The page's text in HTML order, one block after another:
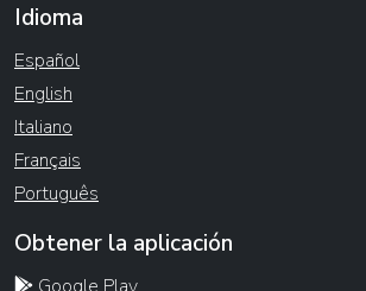
Idioma
Español
English
Italiano
Français
Português
Obtener la aplicación